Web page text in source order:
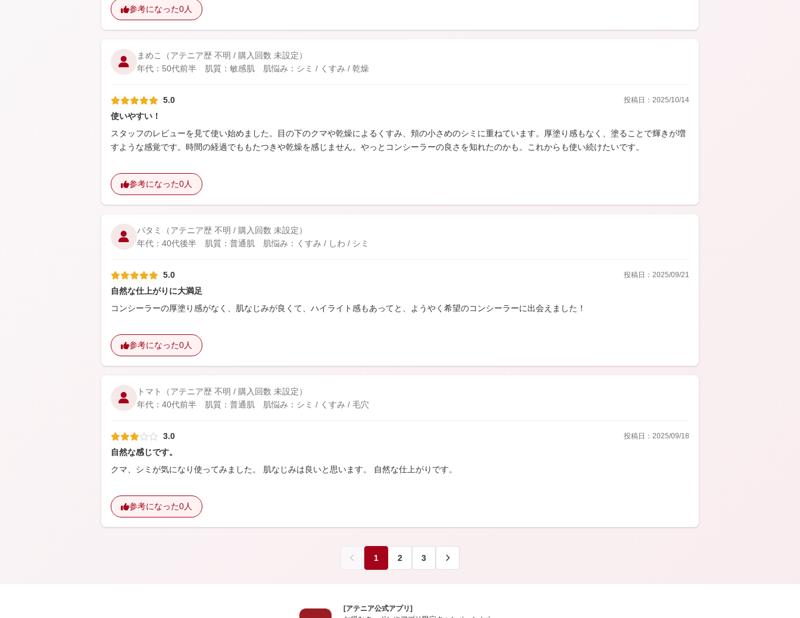
参考になった0人
まめこ
（アテニア歴 不明 / 購入回数 未設定）
年代：50代前半 肌質：敏感肌 肌悩み：シミ / くすみ / 乾燥
5.0 投稿日：2025/10/14
使いやすい！
スタッフのレビューを見て使い始めました。目の下のクマや乾燥によるくすみ、頬の小さめのシミに重ねています。厚塗り感もなく、塗ることで輝きが増
すような感覚です。時間の経過でももたつきや乾燥を感じません。やっとコンシーラーの良さを知れたのかも。これからも使い続けたいです。
参考になった0人
パタミ
（アテニア歴 不明 / 購入回数 未設定）
年代：40代後半 肌質：普通肌 肌悩み：くすみ / しわ / シミ
5.0 投稿日：2025/09/21
自然な仕上がりに大満足
コンシーラーの厚塗り感がなく、肌なじみが良くて、ハイライト感もあってと、ようやく希望のコンシーラーに出会えました！
参考になった0人
トマト
（アテニア歴 不明 / 購入回数 未設定）
年代：40代前半 肌質：普通肌 肌悩み：シミ / くすみ / 毛穴
3.0 投稿日：2025/09/18
自然な感じです。
クマ、シミが気になり使ってみました。 肌なじみは良いと思います。 自然な仕上がりです。
参考になった0人
1 2 3
[アテニア公式アプリ]